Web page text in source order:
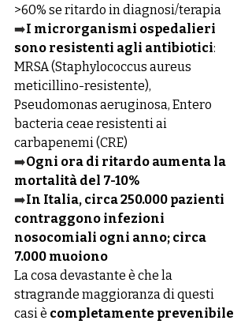
>60% se ritardo in diagnosi/terapia
➡️I microrganismi ospedalieri
sono resistenti agli antibiotici:
MRSA (Staphylococcus aureus
meticillino-resistente),
Pseudomonas aeruginosa, Entero
bacteria ceae resistenti ai
carbapenemi (CRE)
➡️Ogni ora di ritardo aumenta la
mortalità del 7-10%
➡️In Italia, circa 250.000 pazienti
contraggono infezioni
nosocomiali ogni anno; circa
7.000 muoiono
La cosa devastante è che la
stragrande maggioranza di questi
casi è completamente prevenibile